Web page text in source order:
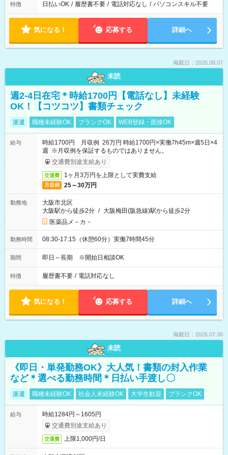
特徴 日払いOK / 履歴書不要 / 電話対応なし / パソコンスキル不要
気になる！ 応募する 詳細へ
掲載日：2026.08.07
未読
週2-4日在宅＊時給1700円【電話なし】未経験
OK！【コツコツ】書類チェック
派遣 職種未経験OK ブランクOK WEB登録・面接OK
給与
時給1700円 月収例 26万円 時給1700円×実働7h45m×週5日×4
週 ※月収例を保証するものではありません。
交通費別途支給あり
交通費 1ヶ月3万円を上限として実費支給
月収例 25～30万円
勤務地
大阪市北区
大阪駅から徒歩2分 / 大阪梅田(阪急線)駅から徒歩2分
医薬品メ－カ－
勤務時間 08:30-17:15（休憩60分）実働7時間45分
期間 即日～長期 ※開始日相談OK
特徴 履歴書不要 / 電話対応なし
気になる！ 応募する 詳細へ
掲載日：2026.07.30
未読
《即日・単発勤務OK》大人気！書類の封入作業
など＊選べる勤務時間＊日払い手渡し〇
派遣 職種未経験OK 社会人未経験OK 大学生歓迎 ブランクOK
給与
時給1284円～1605円
交通費別途支給あり
交通費 上限1,000円/日